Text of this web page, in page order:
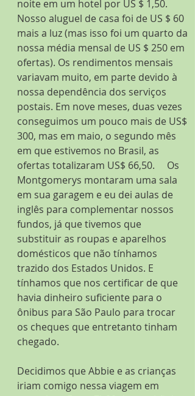
noite em um hotel por US $ 1,50.
Nosso aluguel de casa foi de US $ 60
mais a luz (mas isso foi um quarto da
nossa média mensal de US $ 250 em
ofertas). Os rendimentos mensais
variavam muito, em parte devido à
nossa dependência dos serviços
postais. Em nove meses, duas vezes
conseguimos um pouco mais de US$
300, mas em maio, o segundo mês
em que estivemos no Brasil, as
ofertas totalizaram US$ 66,50.     Os
Montgomerys montaram uma sala
em sua garagem e eu dei aulas de
inglês para complementar nossos
fundos, já que tivemos que
substituir as roupas e aparelhos
domésticos que não tínhamos
trazido dos Estados Unidos. E
tínhamos que nos certificar de que
havia dinheiro suficiente para o
ônibus para São Paulo para trocar
os cheques que entretanto tinham
chegado.
Decidimos que Abbie e as crianças
iriam comigo nessa viagem em